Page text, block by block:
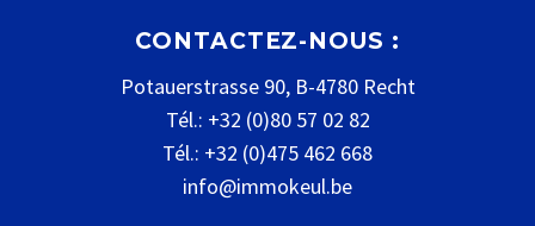
CONTACTEZ-NOUS :
Potauerstrasse 90, B-4780 Recht
Tél.: +32 (0)80 57 02 82
Tél.: +32 (0)475 462 668
info@immokeul.be